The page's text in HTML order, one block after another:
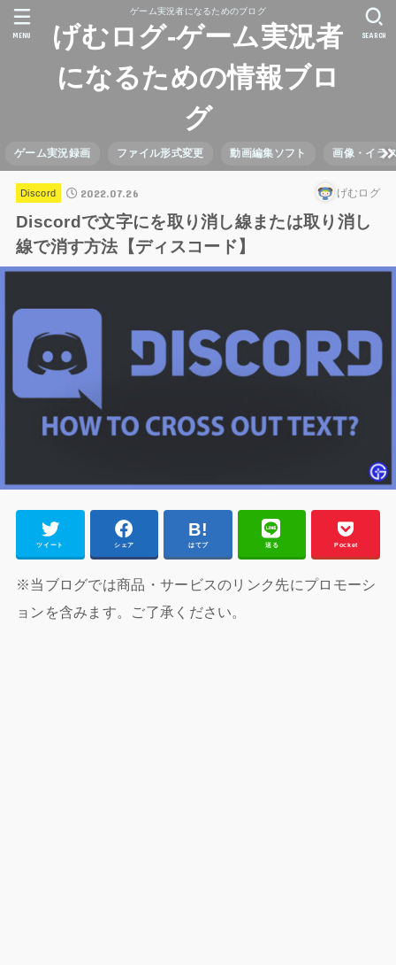
ゲーム実況者になるためのブログ
げむログ-ゲーム実況者
になるための情報ブロ
グ
ゲーム実況録画 ファイル形式変更 動画編集ソフト 画像・イラ
SEARCH
MENU
Discord 2022.07.26 げむログ
Discordで文字にを取り消し線または取り消し
線で消す方法【ディスコード】
ツイート シェア はてブ 送る Pocket
※当ブログでは商品・サービスのリンク先にプロモーシ
ョンを含みます。ご了承ください。